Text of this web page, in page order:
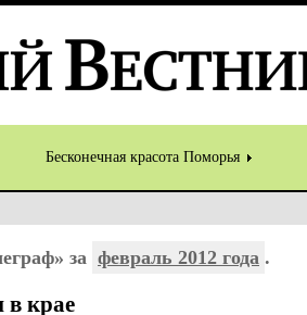
Бесконечная красота Поморья
за февраль 2012 года .
в крае